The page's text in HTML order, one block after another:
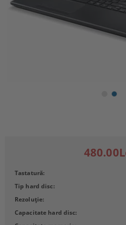
Tastatură:
Tip hard disc:
Rezoluție:
Capacitate hard disc: